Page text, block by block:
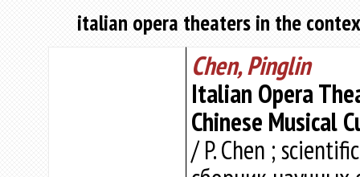
italian opera theaters in the
Chen, Pinglin
Italian Opera
Chinese Musical
/ P. Chen ;